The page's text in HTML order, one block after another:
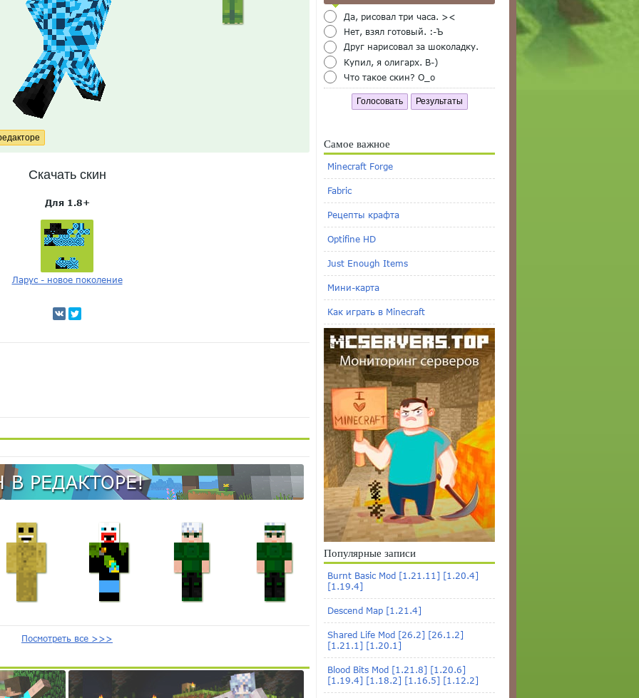
Скачать скин
Для 1.8+
Ларус - новое поколение
В РЕДАКТОРЕ!
Посмотреть все >>>
Да, рисовал три часа. ><
Нет, взял готовый. :-Ъ
Друг нарисовал за шоколадку.
Купил, я олигарх. B-)
Что такое скин? O_o
Голосовать Результаты
Самое важное
Minecraft Forge
Fabric
Рецепты крафта
Optifine HD
Just Enough Items
Мини-карта
Как играть в Minecraft
Популярные записи
Burnt Basic Mod [1.21.11] [1.20.4]
[1.19.4]
Descend Map [1.21.4]
Shared Life Mod [26.2] [26.1.2]
[1.21.1] [1.20.1]
Blood Bits Mod [1.21.8] [1.20.6]
[1.19.4] [1.18.2] [1.16.5] [1.12.2]